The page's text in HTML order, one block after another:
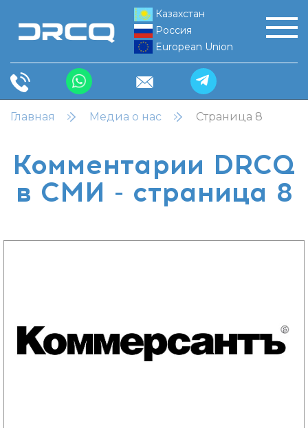
Казахстан
Россия
European Union
Главная Медиа о нас Страница 8
Комментарии DRCQ
в СМИ - страница 8